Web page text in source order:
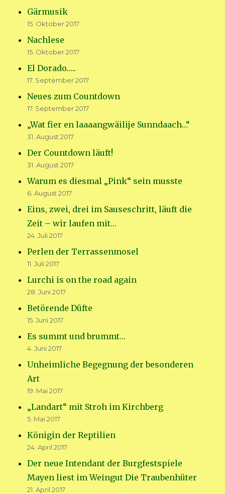
Gärmusik
15. Oktober 2017
Nachlese
15. Oktober 2017
El Dorado…..
17. September 2017
Neues zum Countdown
17. September 2017
„Wat fier en laaaangwäilije Sunndaach…“
31. August 2017
Der Countdown läuft!
31. August 2017
Warum es diesmal „Pink“ sein musste
6. August 2017
Eins, zwei, drei im Sauseschritt, läuft die
Zeit – wir laufen mit…
24. Juli 2017
Perlen der Terrassenmosel
11. Juli 2017
Lurchi is on the road again
28. Juni 2017
Betörende Düfte
15. Juni 2017
Es summt und brummt…
4. Juni 2017
Unheimliche Begegnung der besonderen
Art
19. Mai 2017
„Landart“ mit Stroh im Kirchberg
5. Mai 2017
Königin der Reptilien
24. April 2017
Der neue Intendant der Burgfestspiele
Mayen liest im Weingut Die Traubenhüter
21. April 2017